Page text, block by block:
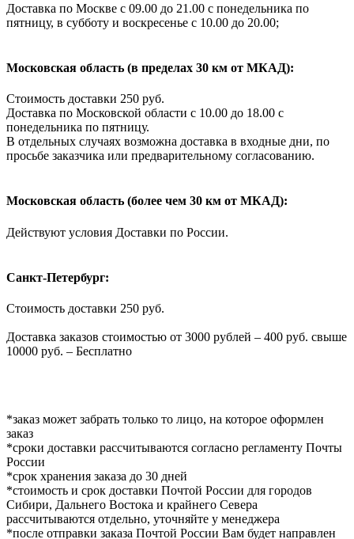
Доставка по Москве с 09.00 до 21.00 с понедельника по
пятницу, в субботу и воскресенье с 10.00 до 20.00;
Московская область (в пределах 30 км от МКАД):
Стоимость доставки 250 руб.
Доставка по Московской области с 10.00 до 18.00 с
понедельника по пятницу.
В отдельных случаях возможна доставка в входные дни, по
просьбе заказчика или предварительному согласованию.
Московская область (более чем 30 км от МКАД):
Действуют условия Доставки по России.
Санкт-Петербург:
Стоимость доставки 250 руб.
Доставка заказов стоимостью от 3000 рублей – 400 руб. свыше
10000 руб. – Бесплатно
*заказ может забрать только то лицо, на которое оформлен
заказ
*сроки доставки рассчитываются согласно регламенту Почты
России
*срок хранения заказа до 30 дней
*стоимость и срок доставки Почтой России для городов
Сибири, Дальнего Востока и крайнего Севера
рассчитываются отдельно, уточняйте у менеджера
*после отправки заказа Почтой России Вам будет направлен